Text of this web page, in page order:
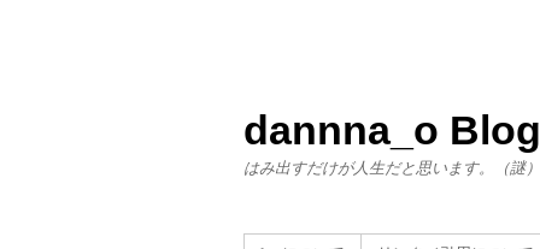
dannna_o Blog
はみ出すだけが人生だと思います。（謎）